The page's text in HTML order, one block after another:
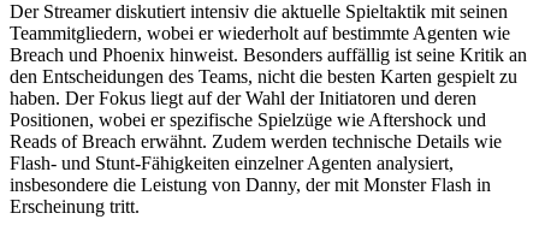
Der Streamer diskutiert intensiv die aktuelle Spieltaktik mit seinen
Teammitgliedern, wobei er wiederholt auf bestimmte Agenten wie
Breach und Phoenix hinweist. Besonders auffällig ist seine Kritik an
den Entscheidungen des Teams, nicht die besten Karten gespielt zu
haben. Der Fokus liegt auf der Wahl der Initiatoren und deren
Positionen, wobei er spezifische Spielzüge wie Aftershock und
Reads of Breach erwähnt. Zudem werden technische Details wie
Flash- und Stunt-Fähigkeiten einzelner Agenten analysiert,
insbesondere die Leistung von Danny, der mit Monster Flash in
Erscheinung tritt.